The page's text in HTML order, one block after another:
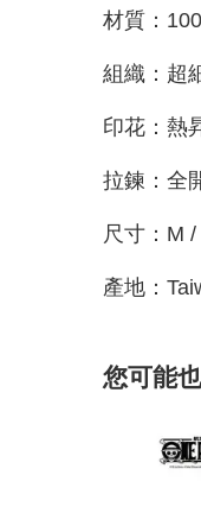
材質：
組織：超
印花：熱
拉鍊：全
尺寸：M
產地：
您可能